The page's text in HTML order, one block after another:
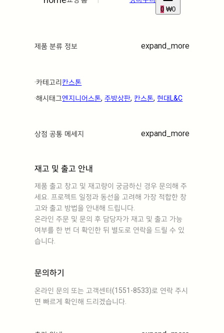
0 ₩0
제품 분류 정보 expand_more
·ㅤ카테고리ㅤ 칸스톤
·ㅤ해시태그ㅤ엔지니어스톤, 주방상판, 칸스톤, 현대L&C
상점 공통 메세지 expand_more
재고 및 출고 안내
제품 출고 창고 및 재고량이 궁금하신 경우 문의해 주
세요. 프로젝트 일정과 동선을 고려해 가장 적합한 창
고와 출고 방법을 안내해 드립니다.
온라인 주문 및 문의 후 담당자가 재고 및 출고 가능
여부를 한 번 더 확인한 뒤 별도로 연락을 드릴 수 있
습니다.
문의하기
온라인 문의 또는 고객센터(1551-8533)로 연락 주시
면 빠르게 확인해 드리겠습니다.